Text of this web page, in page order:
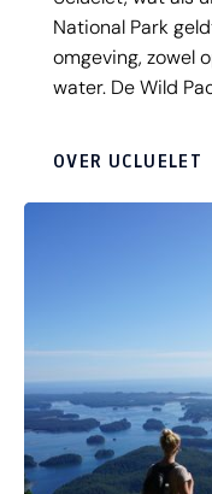
National Park
omgeving, zowel
water. De Wild
Islands Group,
OVER UCLUELET